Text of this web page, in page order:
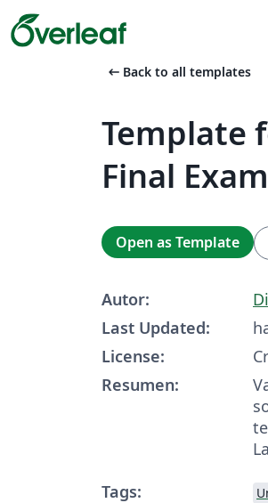
arrow_left_alt Back to all templates
Template
Final
Open as Template
Autor:
Last Updated:
License:
Resumen:
Tags: